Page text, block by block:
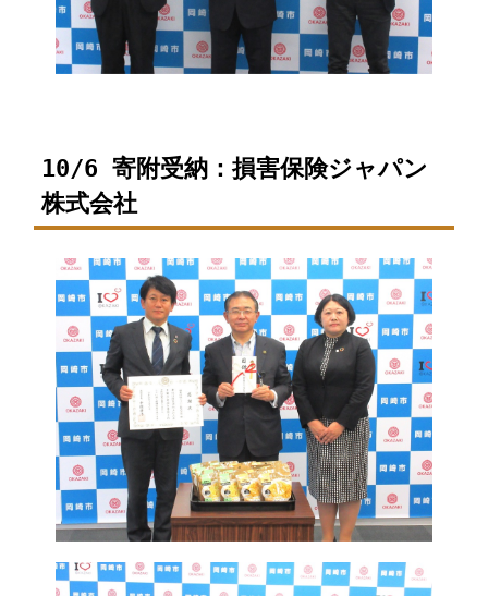
10/6 寄附受納：損害保険ジャパン
株式会社